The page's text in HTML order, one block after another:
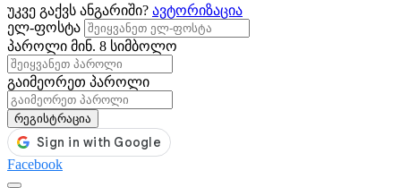
უკვე გაქვს ანგარიში? ავტორიზაცია
ელ-ფოსტა
პაროლი მინ. 8 სიმბოლო
გაიმეორეთ პაროლი
რეგისტრაცია
Facebook